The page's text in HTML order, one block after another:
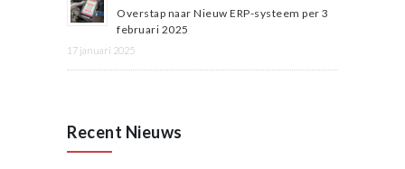
Overstap naar Nieuw ERP-systeem per 3
februari 2025
17 januari 2025
Recent Nieuws